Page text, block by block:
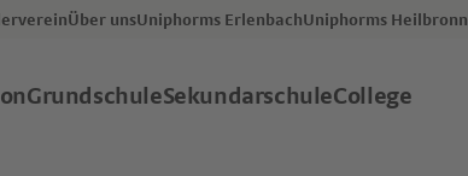
Über uns Uniphorms Erlenbach Uniphorms Heilbronn
Grundschule Sekundarschule College